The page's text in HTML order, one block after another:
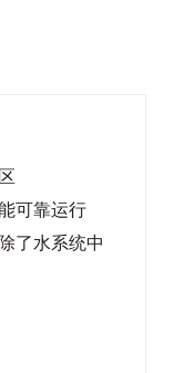
可靠运行
了水系统中